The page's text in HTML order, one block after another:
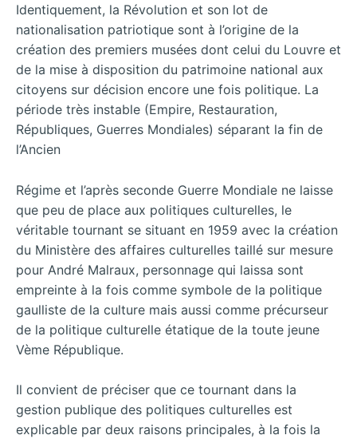
Identiquement, la Révolution et son lot de
nationalisation patriotique sont à l’origine de la
création des premiers musées dont celui du Louvre et
de la mise à disposition du patrimoine national aux
citoyens sur décision encore une fois politique. La
période très instable (Empire, Restauration,
Républiques, Guerres Mondiales) séparant la fin de
l’Ancien
Régime et l’après seconde Guerre Mondiale ne laisse
que peu de place aux politiques culturelles, le
véritable tournant se situant en 1959 avec la création
du Ministère des affaires culturelles taillé sur mesure
pour André Malraux, personnage qui laissa sont
empreinte à la fois comme symbole de la politique
gaulliste de la culture mais aussi comme précurseur
de la politique culturelle étatique de la toute jeune
Vème République.
Il convient de préciser que ce tournant dans la
gestion publique des politiques culturelles est
explicable par deux raisons principales, à la fois la